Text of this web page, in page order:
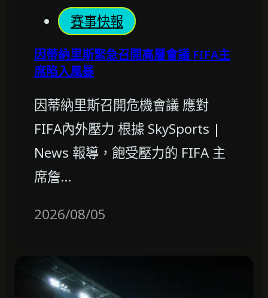
賽事快報
因蒂納里斯緊急召開高層會議 FIFA主
席陷入風暴
因蒂納里斯召開危機會議 應對
FIFA內外壓力 根據 SkySports |
News 報導，飽受壓力的 FIFA 主
席詹…
2026/08/05